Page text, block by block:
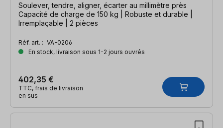
Soulever, tendre, aligner, écarter au millimètre près
Capacité de charge de 150 kg | Robuste et durable |
Irremplaçable | 2 pièces
Réf. art. : VA-0206
En stock, livraison sous 1-2 jours ouvrés
402,35 €
TTC, frais de livraison
en sus